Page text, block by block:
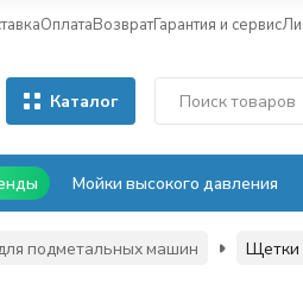
ОплатаВозвратГарантия и сервис
Каталог
Мойки высокого давления
подметальных машин Щетки